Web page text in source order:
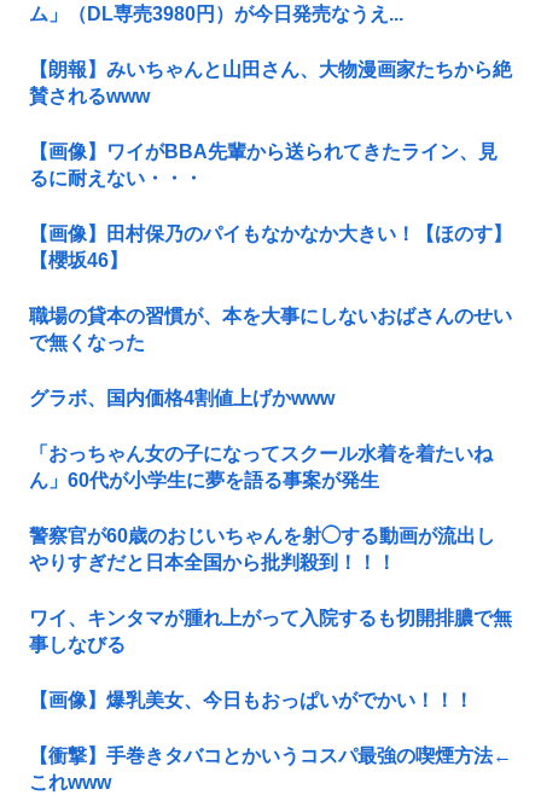
ム」（DL専売3980円）が今日発売なうえ...
【朗報】みいちゃんと山田さん、大物漫画家たちから絶
賛されるwww
【画像】ワイがBBA先輩から送られてきたライン、見
るに耐えない・・・
【画像】田村保乃のパイもなかなか大きい！【ほのす】
【櫻坂46】
職場の貸本の習慣が、本を大事にしないおばさんのせい
で無くなった
グラボ、国内価格4割値上げかwww
「おっちゃん女の子になってスクール水着を着たいね
ん」60代が小学生に夢を語る事案が発生
警察官が60歳のおじいちゃんを射◯する動画が流出し
やりすぎだと日本全国から批判殺到！！！
ワイ、キンタマが腫れ上がって入院するも切開排膿で無
事しなびる
【画像】爆乳美女、今日もおっぱいがでかい！！！
【衝撃】手巻きタバコとかいうコスパ最強の喫煙方法←
これwww